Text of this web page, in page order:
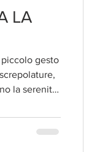
LA
gesto
la serenità